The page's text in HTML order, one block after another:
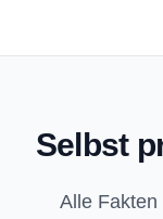
Selbst
Alle Fakten